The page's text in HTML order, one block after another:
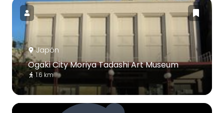
Japón
Ogaki City Moriya Tadashi Art Museum
1.6 km